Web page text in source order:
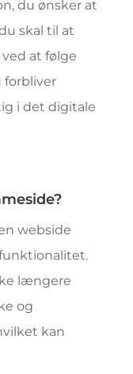
du ønsker at
skal til at
ved at følge
forbliver
i det digitale
webside
længere
og
kan